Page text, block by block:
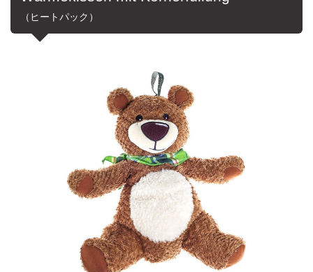
（ヒートパック）